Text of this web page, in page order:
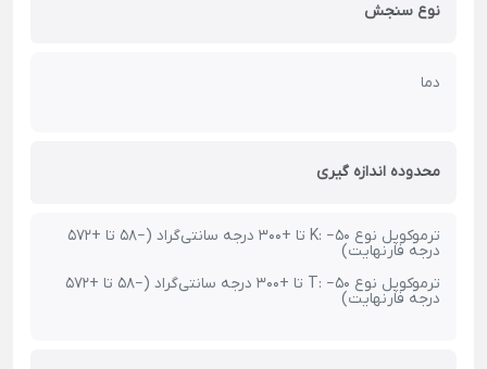
نوع سنجش
دما
محدوده اندازه گیری
ترموکوپل نوع K: −50 تا +300 درجه سانتی‌گراد (−58 تا +572
درجه فارنهایت)
ترموکوپل نوع T: −50 تا +300 درجه سانتی‌گراد (−58 تا +572
درجه فارنهایت)